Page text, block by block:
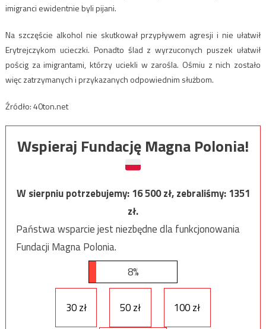
imigranci ewidentnie byli pijani.
Na szczęście alkohol nie skutkował przypływem agresji i nie ułatwił
Erytrejczykom ucieczki. Ponadto ślad z wyrzuconych puszek ułatwił
pościg za imigrantami, którzy uciekli w zarośla. Ośmiu z nich zostało
więc zatrzymanych i przykazanych odpowiednim służbom.
Źródło: 40ton.net
Wspieraj Fundację Magna Polonia!
W sierpniu potrzebujemy:16 500zł, zebraliśmy:1351
zł.
Państwa wsparcie jest niezbędne dla funkcjonowania
Fundacji Magna Polonia.
8%
30 zł 50 zł 100 zł